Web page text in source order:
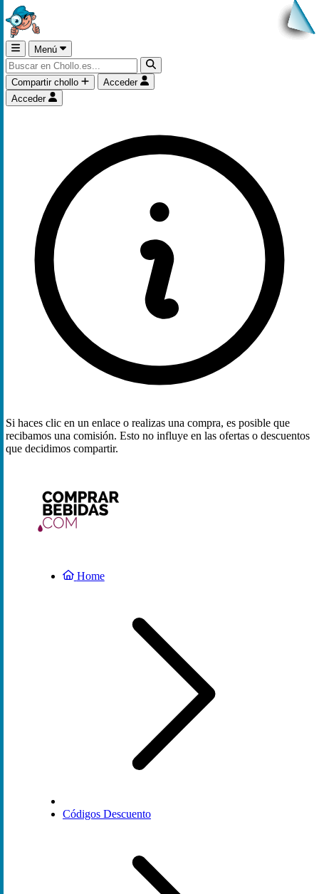
Menú
Compartir chollo
Acceder
Acceder
Si haces clic en un enlace o realizas una compra, es posible que
recibamos una comisión. Esto no influye en las ofertas o descuentos
que decidimos compartir.
Home
Códigos Descuento